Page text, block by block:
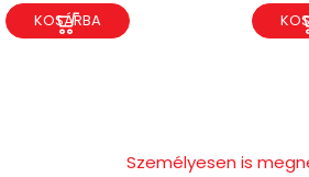
KOSÁRBA
Személyesen is